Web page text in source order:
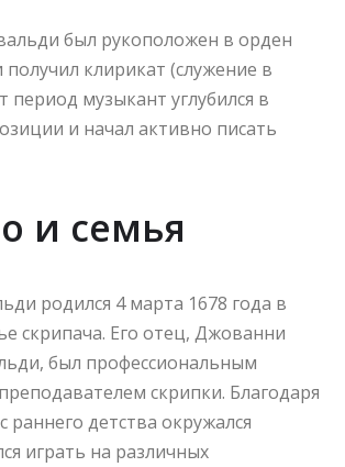
был рукоположен в орден
клирикат (служение в
период музыкант углубился в
и начал активно писать
и семья
родился 4 марта 1678 года в
скрипача. Его отец, Джованни
был профессиональным
скрипки. Благодаря
раннего детства окружался
играть на различных